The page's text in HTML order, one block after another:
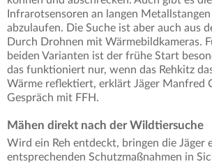
Infrarotsensoren an langen Metallstangen
abzulaufen. Die Suche ist aber auch aus
Durch Drohnen mit Wärmebildkameras.
beiden Varianten ist der frühe Start
das funktioniert nur, wenn das Rehkitz
Wärme reflektiert, erklärt Jäger Manfred
Gespräch mit FFH.
Mähen direkt nach der Wildtiersuche
Wird ein Reh entdeckt, bringen die Jäger
entsprechenden Schutzmaßnahmen in